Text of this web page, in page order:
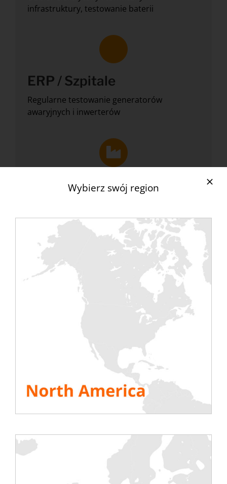
infrastruktury, testowanie baterii
ERP / Szpitale
Regularne testowanie generatorów
awaryjnych i inwerterów
Elektrownia
wytwarzania energii elektrycznej
Testowanie silników okrętowych,
infrastruktury portowej
Wybierz swój region